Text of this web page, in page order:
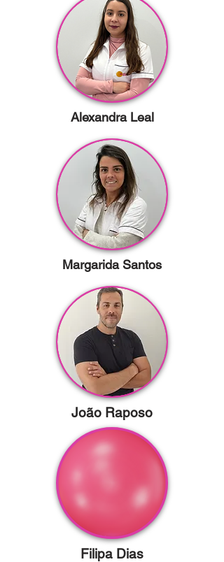
Alexandra Leal
Margarida Santos
João Raposo
Filipa Dias